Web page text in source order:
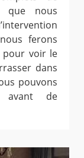
que nous
ferons
pour voir le
dans
pouvons
avant de